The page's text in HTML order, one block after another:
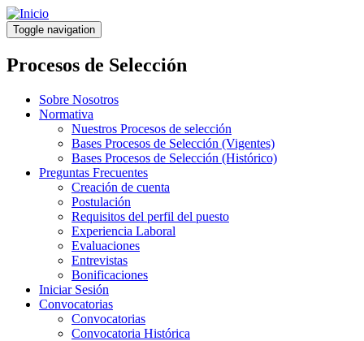
Pasar
al
contenido
principal
Toggle navigation
Procesos de Selección
Sobre Nosotros
Normativa
Nuestros Procesos de selección
Bases Procesos de Selección (Vigentes)
Bases Procesos de Selección (Histórico)
Preguntas Frecuentes
Creación de cuenta
Postulación
Requisitos del perfil del puesto
Experiencia Laboral
Evaluaciones
Entrevistas
Bonificaciones
Iniciar Sesión
Convocatorias
Convocatorias
Convocatoria Histórica